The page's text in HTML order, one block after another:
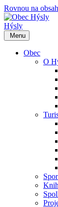
Rovnou na obsah
Hýsly
Menu
Obec
O